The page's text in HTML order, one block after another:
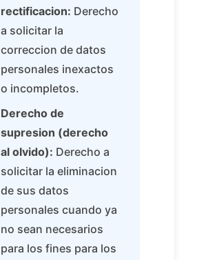
rectificacion: Derecho
a solicitar la
correccion de datos
personales inexactos
o incompletos.
Derecho de
supresion (derecho
al olvido): Derecho a
solicitar la eliminacion
de sus datos
personales cuando ya
no sean necesarios
para los fines para los